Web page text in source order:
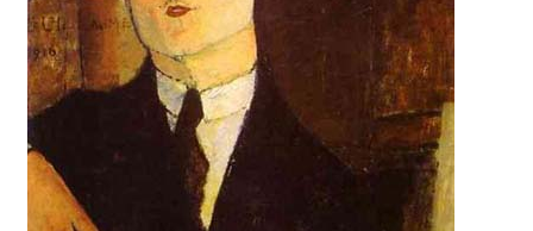
最響の家
Groovin’
nattoku住宅25周年記念モデル
Glass Arts